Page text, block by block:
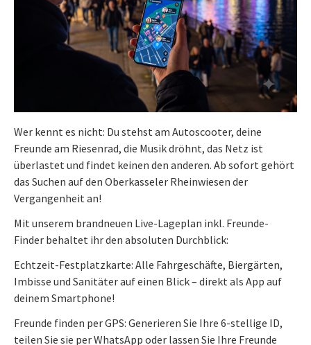
Wer kennt es nicht: Du stehst am Autoscooter, deine
Freunde am Riesenrad, die Musik dröhnt, das Netz ist
überlastet und findet keinen den anderen. Ab sofort gehört
das Suchen auf den Oberkasseler Rheinwiesen der
Vergangenheit an!
Mit unserem brandneuen Live-Lageplan inkl. Freunde-
Finder behaltet ihr den absoluten Durchblick:
Echtzeit-Festplatzkarte: Alle Fahrgeschäfte, Biergärten,
Imbisse und Sanitäter auf einen Blick – direkt als App auf
deinem Smartphone!
Freunde finden per GPS: Generieren Sie Ihre 6-stellige ID,
teilen Sie sie per WhatsApp oder lassen Sie Ihre Freunde